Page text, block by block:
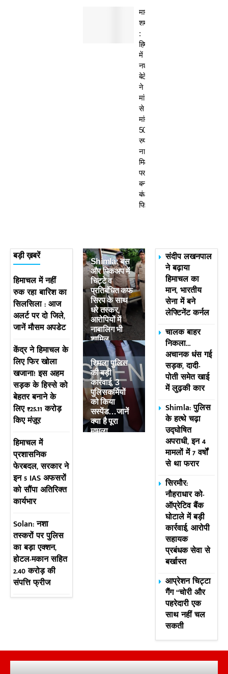
मानवता
शर्मसार
:
हिमाचल
में
नशेड़ी
बेटे
ने
मां
से
मांगे
50
रुपए-
ना
मिलने
पर
बनाया
बंधक,
फिर…
बड़ी ख़बरें
हिमाचल में नहीं
रुक रहा बारिश का
सिलसिला : आज
अलर्ट पर दो जिले,
जानें मौसम अपडेट
केंद्र ने हिमाचल के
लिए फिर खोला
खजाना! इस अहम
सड़क के हिस्से को
बेहतर बनाने के
लिए ₹25.11 करोड़
किए मंज़ूर
हिमाचल में
प्रशासनिक
फेरबदल, सरकार ने
इन 5 IAS अफसरों
को सौंपा अतिरिक्त
कार्यभार
Solan: नशा
तस्करों पर पुलिस
का बड़ा एक्शन,
होटल-मकान सहित
2.40 करोड़ की
संपत्ति फ्रीज
Shimla: बस
और पिकअप में
चिट्टे व
प्रतिबंधित कफ
सिरप के साथ
धरे तस्कर,
आरोपियों में
नाबालिग भी
शामिल
शिमला पुलिस
की बड़ी
कार्रवाई, 3
पुलिसकर्मियों
को किया
सस्पेंड…जानें
क्या है पूरा
मामला
संदीप लखनपाल
ने बढ़ाया
हिमाचल का
मान, भारतीय
सेना में बने
लेफ्टिनेंट कर्नल
चालक बाहर
निकला…
अचानक धंस गई
सड़क, दादी-
पोती समेत खाई
में लुढ़की कार
Shimla: पुलिस
के हत्थे चढ़ा
उद्घोषित
अपराधी, इन 4
मामलों में 7 वर्षों
से था फरार
सिरमौर:
नौहराधार को-
ऑप्रेटिव बैंक
घोटाले में बड़ी
कार्रवाई, आरोपी
सहायक
प्रबंधक सेवा से
बर्खास्त
आप्रेशन चिट्टा
गैंग “चोरी और
पहरेदारी एक
साथ नहीं चल
सकती